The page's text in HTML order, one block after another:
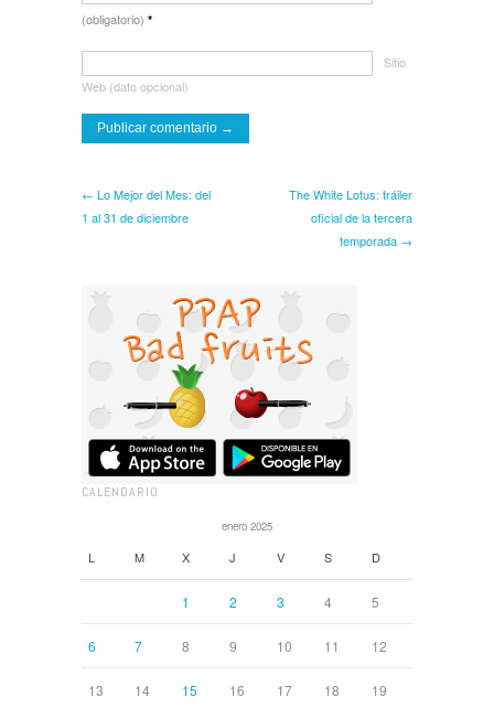
(obligatorio) *
Sitio
Web (dato opcional)
← Lo Mejor del Mes: del
1 al 31 de diciembre
The White Lotus: tráiler
oficial de la tercera
temporada →
CALENDARIO
enero 2025
L M X J V S D
1 2 3 4 5
6 7 8 9 10 11 12
13 14 15 16 17 18 19